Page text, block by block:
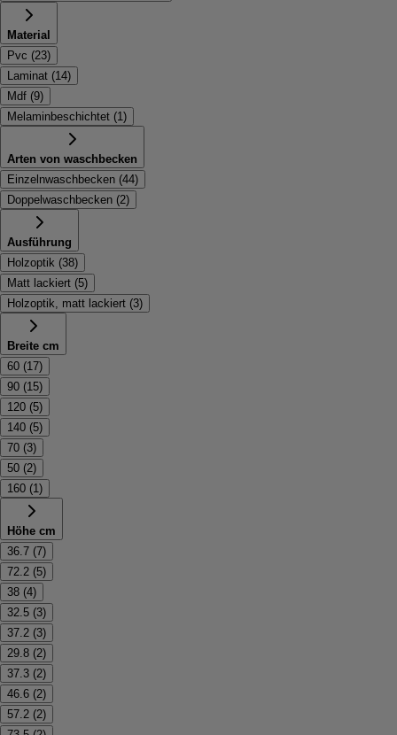
Material
Pvc (23)
Laminat (14)
Mdf (9)
Melaminbeschichtet (1)
Arten von waschbecken
Einzelnwaschbecken (44)
Doppelwaschbecken (2)
Ausführung
Holzoptik (38)
Matt lackiert (5)
Holzoptik, matt lackiert (3)
Breite cm
60 (17)
90 (15)
120 (5)
140 (5)
70 (3)
50 (2)
160 (1)
Höhe cm
36.7 (7)
72.2 (5)
38 (4)
32.5 (3)
37.2 (3)
29.8 (2)
37.3 (2)
46.6 (2)
57.2 (2)